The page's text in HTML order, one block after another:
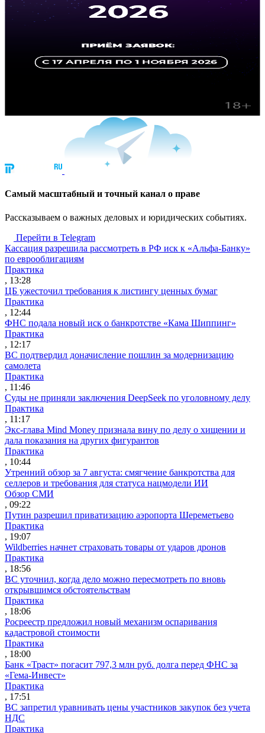
Cамый масштабный и точный канал о праве
Рассказываем о важных деловых и юридических событиях.
Перейти в Telegram
Кассация разрешила рассмотреть в РФ иск к «Альфа-Банку»
по еврооблигациям
Практика
, 13:28
ЦБ ужесточил требования к листингу ценных бумаг
Практика
, 12:44
ФНС подала новый иск о банкротстве «Кама Шиппинг»
Практика
, 12:17
ВС подтвердил доначисление пошлин за модернизацию
самолета
Практика
, 11:46
Суды не приняли заключения DeepSeek по уголовному делу
Практика
, 11:17
Экс-глава Mind Money признала вину по делу о хищении и
дала показания на других фигурантов
Практика
, 10:44
Утренний обзор за 7 августа: смягчение банкротства для
селлеров и требования для статуса нацмодели ИИ
Обзор СМИ
, 09:22
Путин разрешил приватизацию аэропорта Шереметьево
Практика
, 19:07
Wildberries начнет страховать товары от ударов дронов
Практика
, 18:56
ВС уточнил, когда дело можно пересмотреть по вновь
открывшимся обстоятельствам
Практика
, 18:06
Росреестр предложил новый механизм оспаривания
кадастровой стоимости
Практика
, 18:00
Банк «Траст» погасит 797,3 млн руб. долга перед ФНС за
«Гема-Инвест»
Практика
, 17:51
ВС запретил уравнивать цены участников закупок без учета
НДС
Практика